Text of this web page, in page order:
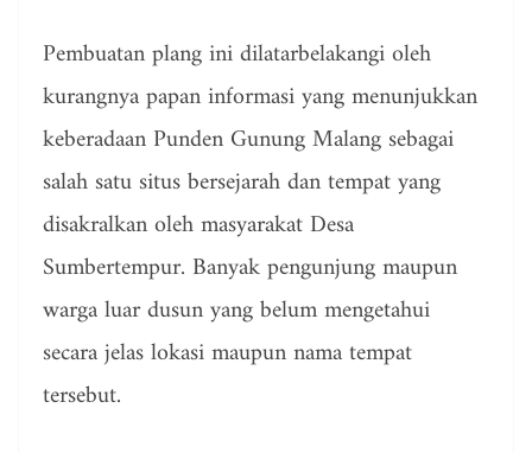
Pembuatan plang ini dilatarbelakangi oleh
kurangnya papan informasi yang menunjukkan
keberadaan Punden Gunung Malang sebagai
salah satu situs bersejarah dan tempat yang
disakralkan oleh masyarakat Desa
Sumbertempur. Banyak pengunjung maupun
warga luar dusun yang belum mengetahui
secara jelas lokasi maupun nama tempat
tersebut.